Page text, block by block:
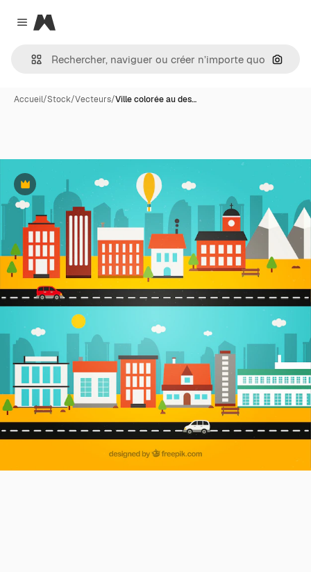
Close menu
Magnific
Accueil/Stock/Vecteurs/Ville colorée au des…
Premium